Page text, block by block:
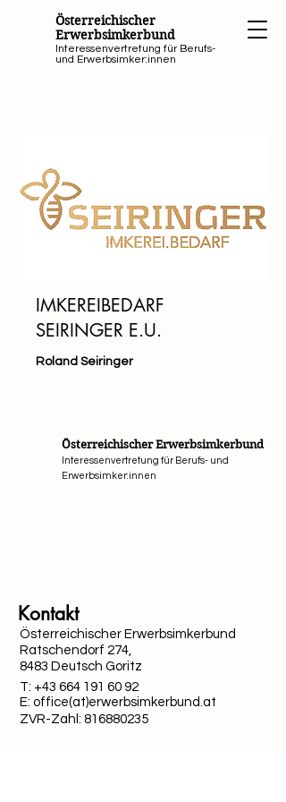
Österreichischer
Erwerbsimkerbund
Interessenvertretung für Berufs-
und Erwerbsimker:innen
IMKEREIBEDARF
SEIRINGER E.U.
Roland Seiringer
Österreichischer Erwerbsimkerbund
Interessenvertretung für Berufs- und
Erwerbsimker:innen
Kontakt
Österreichischer Erwerbsimkerbund
Ratschendorf 274,
8483 Deutsch Goritz
T: +43 664 191 60 92
E: office(at)erwerbsimkerbund.at
ZVR-Zahl: 816880235